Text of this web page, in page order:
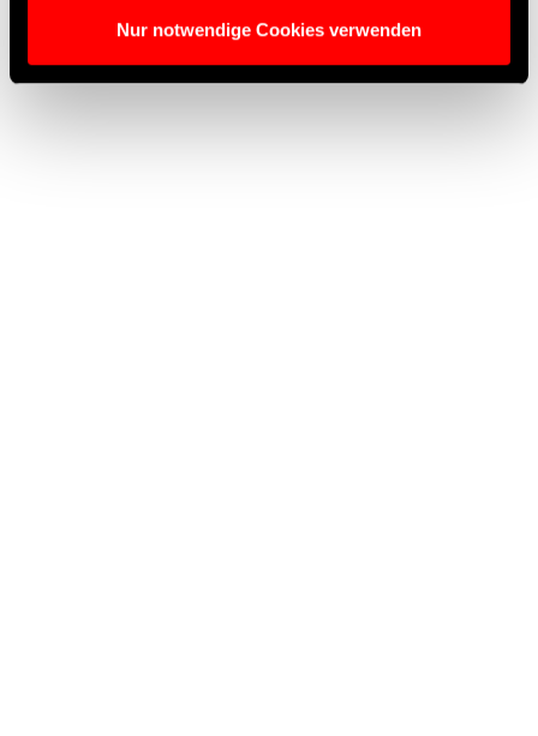
Nur notwendige Cookies verwenden